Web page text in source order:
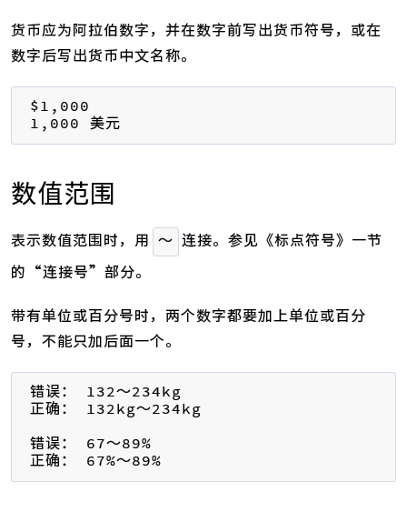
货币应为阿拉伯数字，并在数字前写出货币符号，或在
数字后写出货币中文名称。
$1,000
1,000 美元
数值范围
表示数值范围时，用 ～ 连接。参见《标点符号》一节
的“连接号”部分。
带有单位或百分号时，两个数字都要加上单位或百分
号，不能只加后面一个。
错误： 132～234kg
正确： 132kg～234kg
错误： 67～89%
正确： 67%～89%